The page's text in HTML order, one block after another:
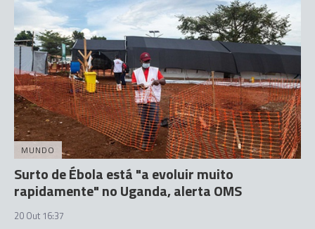
MUNDO
Surto de Ébola está "a evoluir muito
rapidamente" no Uganda, alerta OMS
20 Out 16:37